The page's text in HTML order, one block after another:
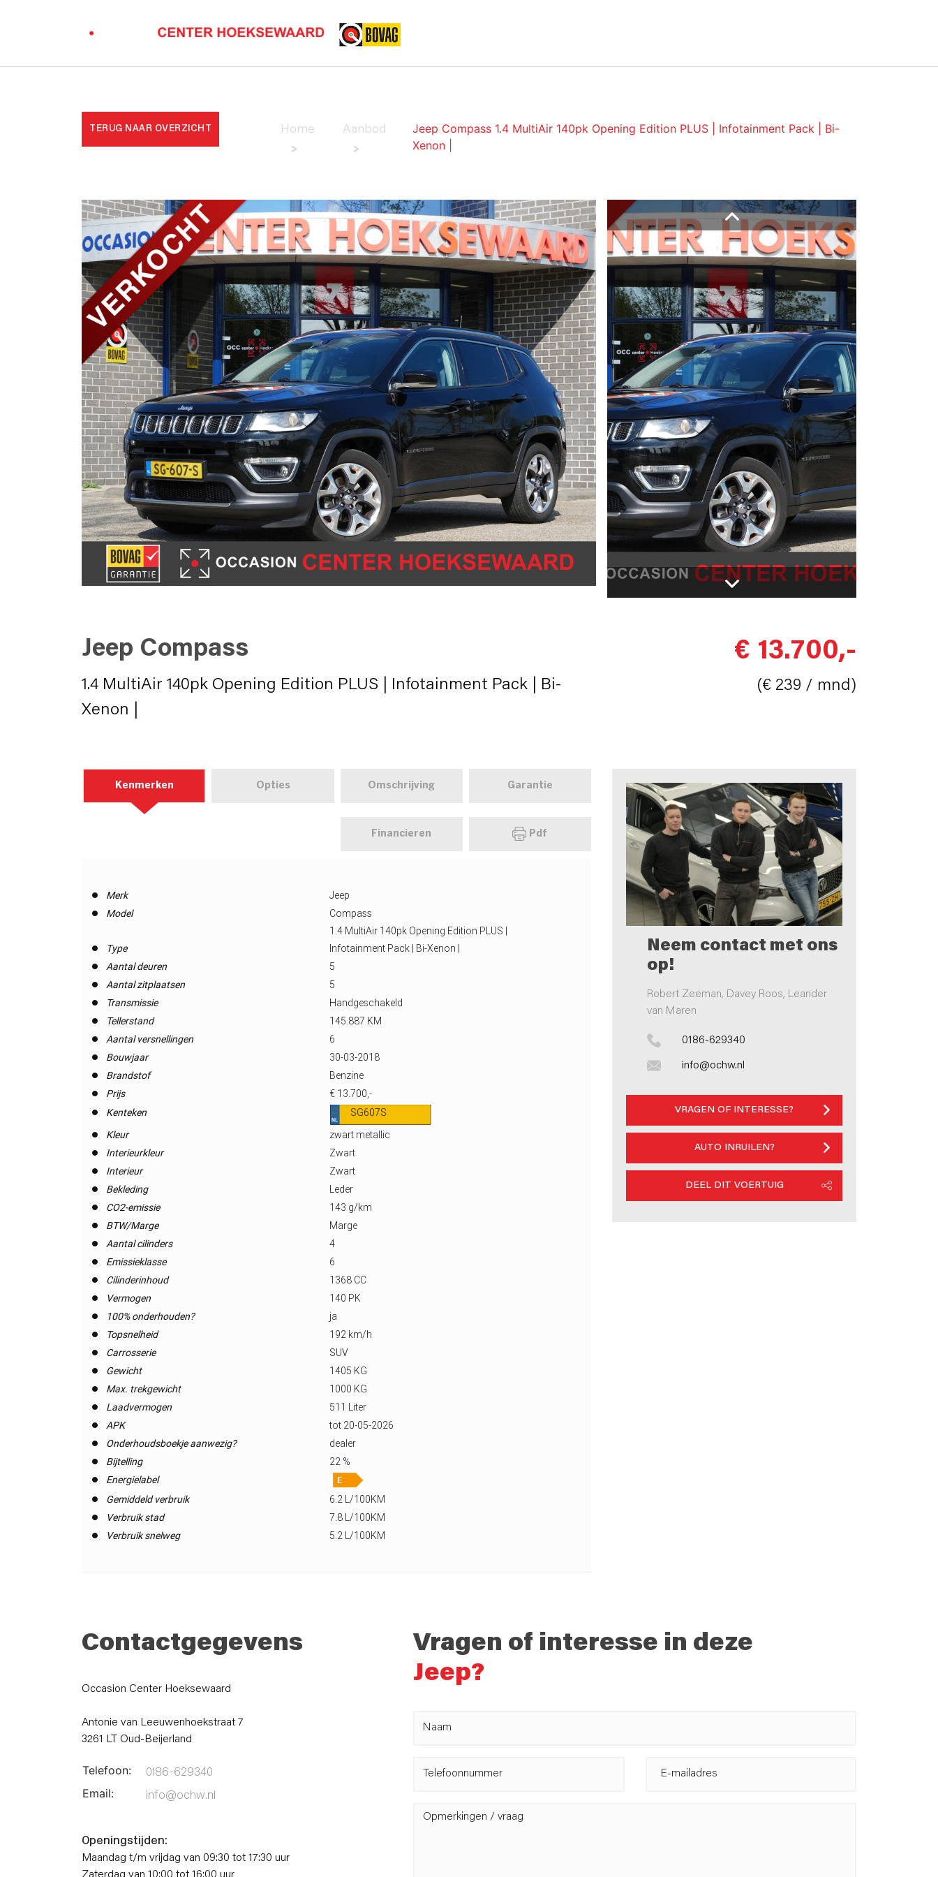
TERUG NAAR OVERZICHT Home
>
Aanbod
>
Jeep Compass 1.4 MultiAir 140pk Opening Edition PLUS | Infotainment Pack | Bi-
Xenon |
Jeep Compass
1.4 MultiAir 140pk Opening Edition PLUS | Infotainment Pack | Bi-
Xenon |
€ 13.700,-
(€ 239 / mnd)
Kenmerken Opties Omschrijving Garantie
Financieren Pdf
Merk
Jeep
Model
Compass
Type
1.4 MultiAir 140pk Opening Edition PLUS |
Infotainment Pack | Bi-Xenon |
Aantal deuren
5
Aantal zitplaatsen
5
Transmissie
Handgeschakeld
Tellerstand
145.887 KM
Aantal versnellingen
6
Bouwjaar
30-03-2018
Brandstof
Benzine
Prijs
€ 13.700,-
Kenteken
SG607S
Kleur
zwart metallic
Interieurkleur
Zwart
Interieur
Zwart
Bekleding
Leder
CO2-emissie
143 g/km
BTW/Marge
Marge
Aantal cilinders
4
Emissieklasse
6
Cilinderinhoud
1368 CC
Vermogen
140 PK
100% onderhouden?
ja
Topsnelheid
192 km/h
Carrosserie
SUV
Gewicht
1405 KG
Max. trekgewicht
1000 KG
Laadvermogen
511 Liter
APK
tot 20-05-2026
Onderhoudsboekje aanwezig?
dealer
Bijtelling
22 %
Energielabel
Gemiddeld verbruik
6.2 L/100KM
Verbruik stad
7.8 L/100KM
Verbruik snelweg
5.2 L/100KM
Neem contact met ons
op!
Robert Zeeman, Davey Roos, Leander
van Maren
0186-629340
info@ochw.nl
VRAGEN OF INTERESSE?
AUTO INRUILEN?
DEEL DIT VOERTUIG
Contactgegevens
Occasion Center Hoeksewaard
Antonie van Leeuwenhoekstraat 7
3261 LT Oud-Beijerland
Telefoon: 0186-629340
Email: info@ochw.nl
Openingstijden:
Maandag t/m vrijdag van 09:30 tot 17:30 uur
Zaterdag van 10:00 tot 16:00 uur
Vragen of interesse in deze
Jeep?